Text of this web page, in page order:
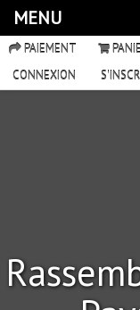
MENU
PAIEMENT
CONNEXION